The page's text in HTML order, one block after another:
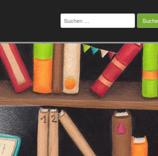
Suchen
nach: